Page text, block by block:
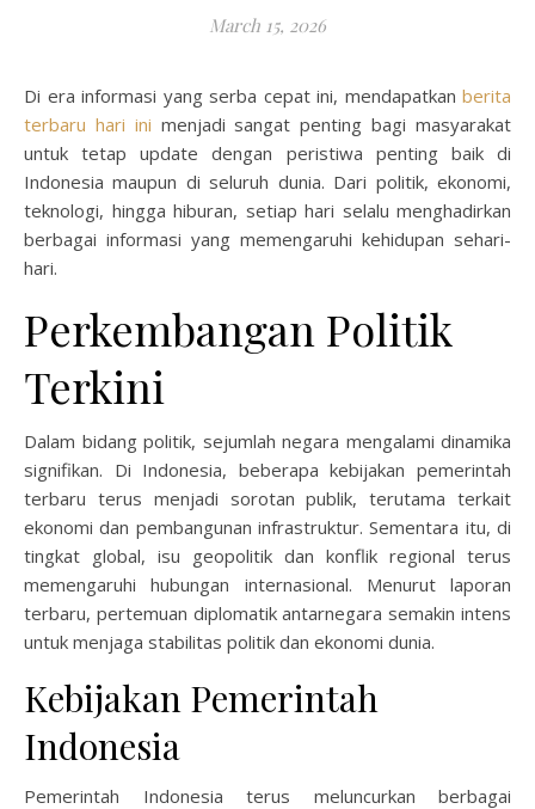
March 15, 2026
Di era informasi yang serba cepat ini, mendapatkan berita
terbaru hari ini menjadi sangat penting bagi masyarakat
untuk tetap update dengan peristiwa penting baik di
Indonesia maupun di seluruh dunia. Dari politik, ekonomi,
teknologi, hingga hiburan, setiap hari selalu menghadirkan
berbagai informasi yang memengaruhi kehidupan sehari-
hari.
Perkembangan Politik
Terkini
Dalam bidang politik, sejumlah negara mengalami dinamika
signifikan. Di Indonesia, beberapa kebijakan pemerintah
terbaru terus menjadi sorotan publik, terutama terkait
ekonomi dan pembangunan infrastruktur. Sementara itu, di
tingkat global, isu geopolitik dan konflik regional terus
memengaruhi hubungan internasional. Menurut laporan
terbaru, pertemuan diplomatik antarnegara semakin intens
untuk menjaga stabilitas politik dan ekonomi dunia.
Kebijakan Pemerintah
Indonesia
Pemerintah Indonesia terus meluncurkan berbagai